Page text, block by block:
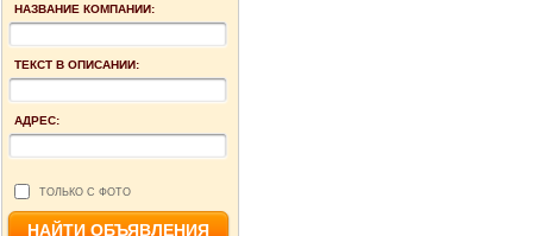
НАЗВАНИЕ КОМПАНИИ:
ТЕКСТ В ОПИСАНИИ:
АДРЕС:
ТОЛЬКО С ФОТО